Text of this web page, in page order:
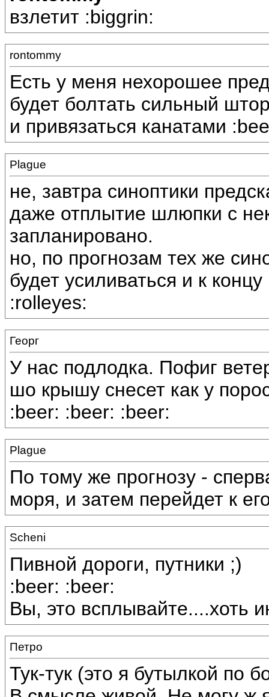
взлетит :biggrin:
rontommy
Есть у меня нехорошее
будет болтать сильный
и привязаться канатами
Plague
не, завтра синоптики
даже отплытие шлюпки с
запланировано.
но, по прогнозам тех же
будет усиливаться и к
:rolleyes:
Георг
У нас подлодка. Пофиг
шо крышу снесет как у
:beer: :beer: :beer:
Plague
По тому же прогнозу -
моря, и затем перейдет к
Scheni
Пивной дороги, путники ;)
:beer: :beer:
Вы, это всплывайте....хоть
Петро
Тук-тук (это я бутылкой по